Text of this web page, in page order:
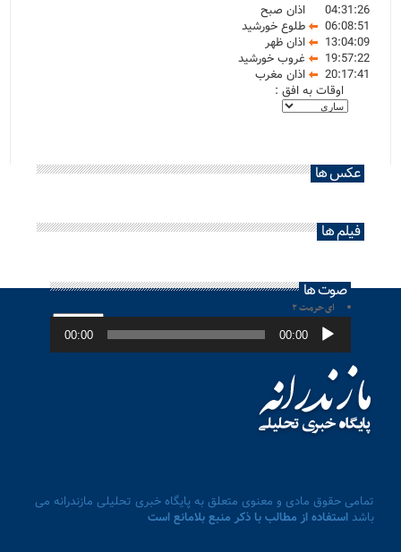
04:31:26
اذان صبح
06:08:51
طلوع خورشید
13:04:09
اذان ظهر
19:57:22
غروب خورشید
20:17:41
اذان مغرب
اوقات به افق :
عکس ها
فیلم ها
صوت ها
ای حرمت ۲
پخش‌کننده
صوت 00:00
00:00
تمامی حقوق مادی و معنوی متعلق به پایگاه خبری تحلیلی مازندرانه می
باشداستفاده از مطالب با ذکر منبع بلامانع است